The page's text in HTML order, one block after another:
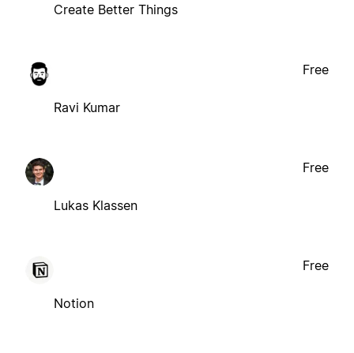
Create Better Things
Ravi Kumar
Free
Lukas Klassen
Free
Notion
Free